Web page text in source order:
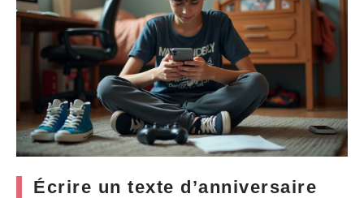
Écrire un texte d’anniversaire